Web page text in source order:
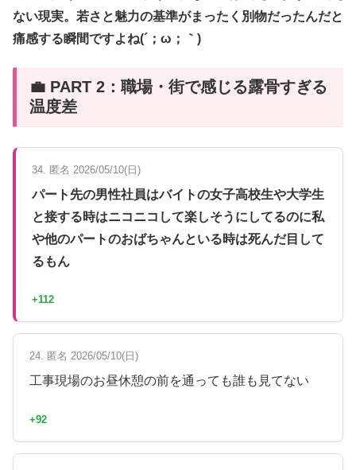
ない現実。若さと魅力の基準がまったく別物だったんだと
痛感する瞬間ですよね(´；ω；｀)
💼 PART 2：職場・街で感じる露骨すぎる
温度差
34. 匿名 2026/05/10(日)
パート先の男性社員はバイトの女子高校生や大学生
と接する時はニコニコして楽しそうにしてるのに私
や他のパートのおばちゃんといる時は死んだ目して
るもん
+112
24. 匿名 2026/05/10(日)
工事現場のお昼休憩の前を通っても誰も見てない
+92